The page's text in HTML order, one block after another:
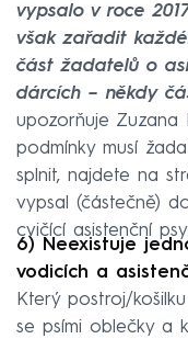
vypsalo v roce
však zařadit
část žadatelů o
dárcích – někdy
upozorňuje Zuzana
podmínky musí
splnit, najdete na
vypsal (částečně)
cvičící asistenční
6) Neexistuje
vodicích a
Který postroj/
se psími oblečky a